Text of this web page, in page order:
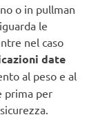
o in pullman
le
nel caso
date
al peso e al
prima per